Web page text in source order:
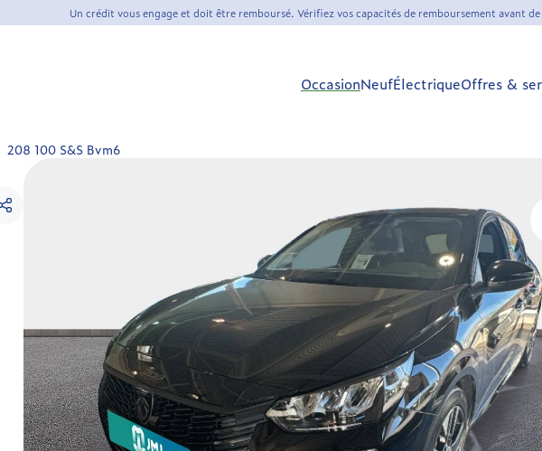
Un crédit vous engage et doit être remboursé. Vérifiez vos capacités de remboursement avant
OccasionNeufÉlectriqueOffres &
208 100 S&S Bvm6